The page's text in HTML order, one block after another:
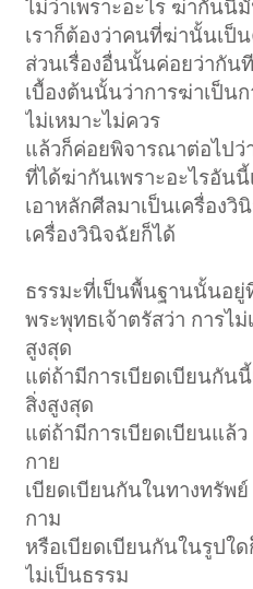
ไม่ว่าเพราะอะไร ฆ่ากันนี่
เราก็ต้องว่าคนที่ฆ่านั้นเป็
ส่วนเรื่องอื่นนั้นค่อยว่ากัน
เบื้องต้นนั้นว่าการฆ่าเป็น
ไม่เหมาะไม่ควร
แล้วก็ค่อยพิจารณาต่อไปว่
ที่ได้ฆ่ากันเพราะอะไรอันนี้
เอาหลักศีลมาเป็นเครื่องวิ
เครื่องวินิจฉัยก็ได้
ธรรมะที่เป็นพื้นฐานนั้นอยู่
พระพุทธเจ้าตรัสว่า การไ
สูงสุด
แต่ถ้ามีการเบียดเบียนกัน
สิ่งสูงสุด
แต่ถ้ามีการเบียดเบียนแล้
กาย
เบียดเบียนกันในทางทรัพ
กาม
หรือเบียดเบียนกันในรูปใ
ไม่เป็นธรรม